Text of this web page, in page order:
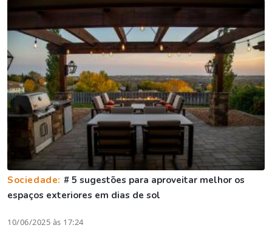
Sociedade: # 5 sugestões para aproveitar melhor os
espaços exteriores em dias de sol
10/06/2025 às 17:24